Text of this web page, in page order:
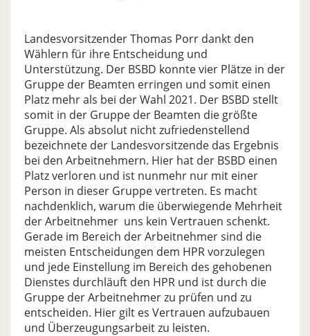
Landesvorsitzender Thomas Porr dankt den
Wählern für ihre Entscheidung und
Unterstützung. Der BSBD konnte vier Plätze in der
Gruppe der Beamten erringen und somit einen
Platz mehr als bei der Wahl 2021. Der BSBD stellt
somit in der Gruppe der Beamten die größte
Gruppe. Als absolut nicht zufriedenstellend
bezeichnete der Landesvorsitzende das Ergebnis
bei den Arbeitnehmern. Hier hat der BSBD einen
Platz verloren und ist nunmehr nur mit einer
Person in dieser Gruppe vertreten. Es macht
nachdenklich, warum die überwiegende Mehrheit
der Arbeitnehmer uns kein Vertrauen schenkt.
Gerade im Bereich der Arbeitnehmer sind die
meisten Entscheidungen dem HPR vorzulegen
und jede Einstellung im Bereich des gehobenen
Dienstes durchläuft den HPR und ist durch die
Gruppe der Arbeitnehmer zu prüfen und zu
entscheiden. Hier gilt es Vertrauen aufzubauen
und Überzeugungsarbeit zu leisten.